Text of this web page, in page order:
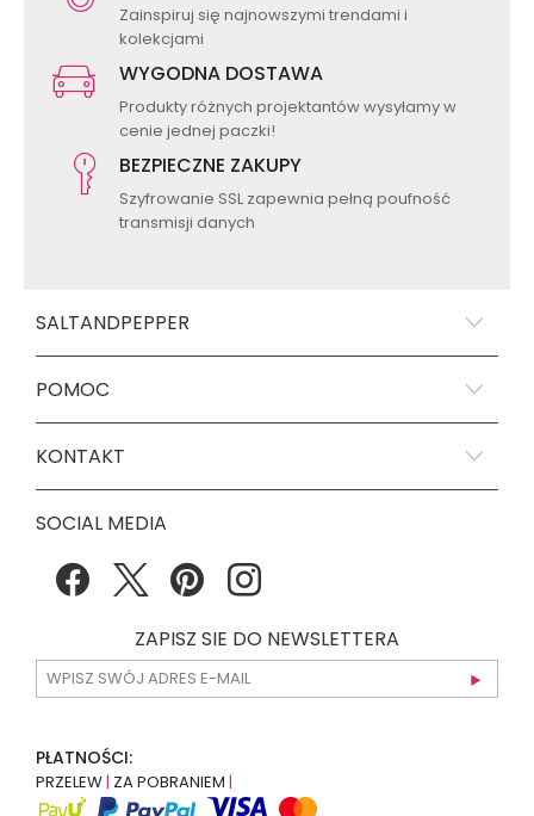
Zainspiruj się najnowszymi trendami i
kolekcjami
WYGODNA DOSTAWA
Produkty różnych projektantów wysyłamy w
cenie jednej paczki!
BEZPIECZNE ZAKUPY
Szyfrowanie SSL zapewnia pełną poufność
transmisji danych
SALTANDPEPPER
POMOC
KONTAKT
SOCIAL MEDIA
ZAPISZ SIE DO NEWSLETTERA
PŁATNOŚCI:
PRZELEW | ZA POBRANIEM |